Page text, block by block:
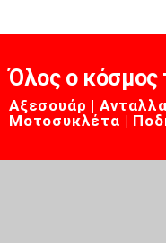
Όλος ο κόσμος
Αξεσουάρ |
Μοτοσυκλέτα |